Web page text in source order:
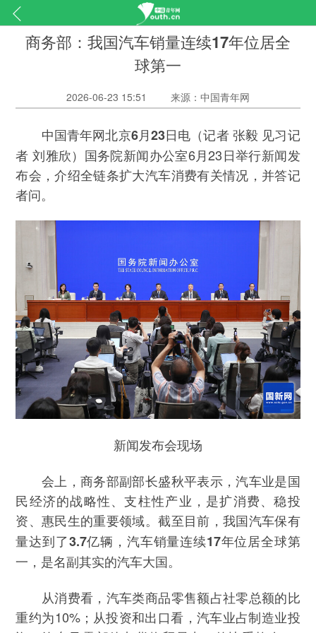
商务部：我国汽车销量连续17年位居全
球第一
2026-06-23 15:51 来源：中国青年网
中国青年网北京6月23日电 （记者 张毅 见习记
者 刘雅欣）国务院新闻办公室6月23日举行新闻发
布会，介绍全链条扩大汽车消费有关情况，并答记
者问。
新闻发布会现场
会上，商务部副部长盛秋平表示，汽车业是国
民经济的战略性、支柱性产业，是扩消费、稳投
资、惠民生的重要领域。截至目前，我国汽车保有
量达到了3.7亿辆，汽车销量连续17年位居全球第
一，是名副其实的汽车大国。
从消费看，汽车类商品零售额占社零总额的比
重约为10%；从投资和出口看，汽车业占制造业投